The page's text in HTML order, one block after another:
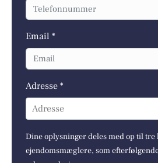
Email *
Adresse *
Adresse
Dine oplysninger deles med op til tre
ejendomsmæglere, som